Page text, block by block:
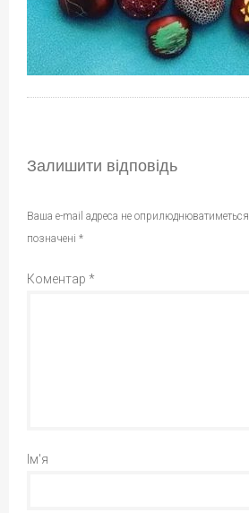
Залишити відповідь
Ваша e-mail адреса не оприлюднюватиметься.
позначені *
Коментар *
Ім'я